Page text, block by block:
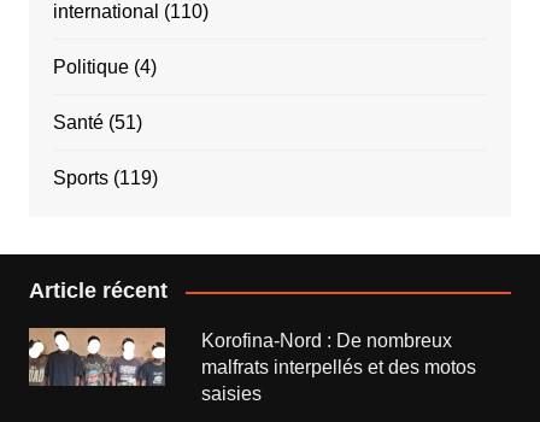
international (110)
Politique(4)
Santé(51)
Sports(119)
Article récent
Korofina-Nord : De nombreux
malfrats interpellés et des motos
saisies